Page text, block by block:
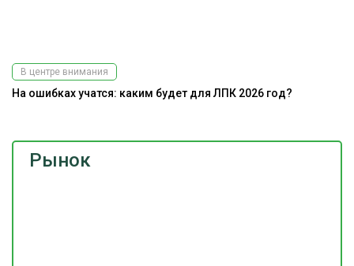
Рынок
В центре внимания
На ошибках учатся: каким будет для ЛПК 2026 год?